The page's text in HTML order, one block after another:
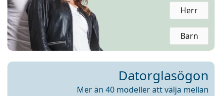
Herr
Barn
Datorglasögon
Mer än 40 modeller att välja mellan